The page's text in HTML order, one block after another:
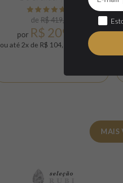
de R$ 419,00
por R$ 209,50
ou até 2x de R$ 104,75 sem juros
MAIS